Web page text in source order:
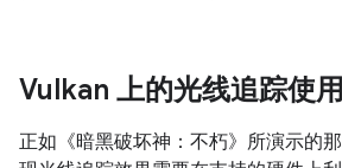
Vulkan 上的光线追踪使
正如《暗黑破坏神：不朽》所演示的